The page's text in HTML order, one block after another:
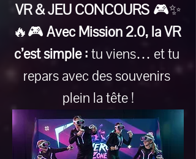
VR & JEU CONCOURS 🎮✨
🔥🎮 Avec Mission 2.0, la VR
c’est simple : tu viens… et tu
repars avec des souvenirs
plein la tête !